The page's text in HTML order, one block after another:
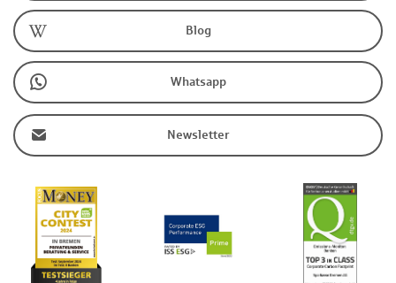
Blog
Whatsapp
Newsletter